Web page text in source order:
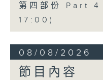
第四部份 Part
17:00)
08/08/2026
節目內容